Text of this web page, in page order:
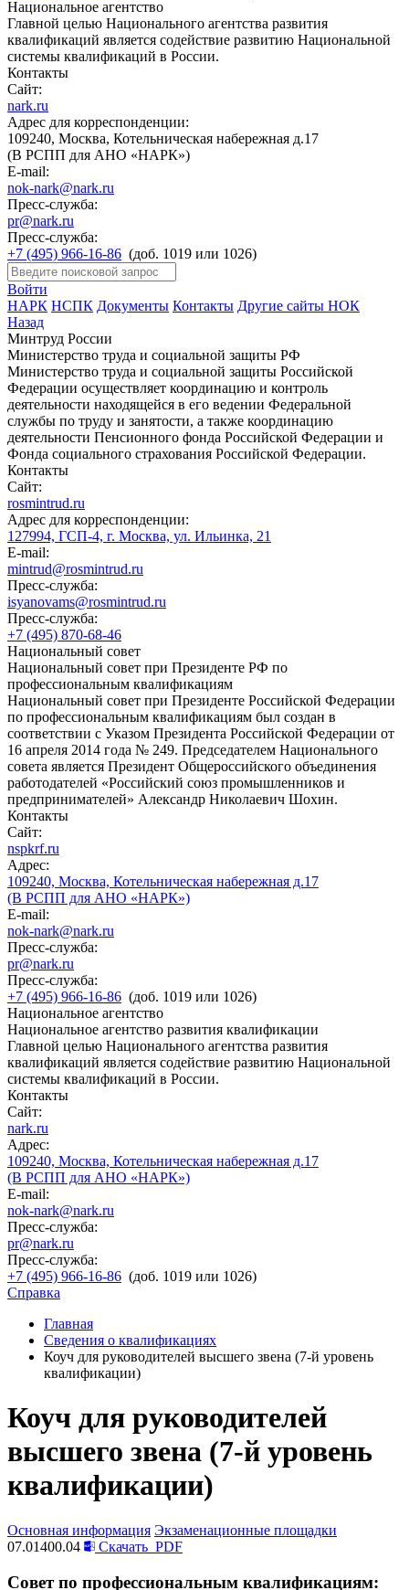
Национальное агентство
Главной целью Национального агентства развития
квалификаций является содействие развитию Национальной
системы квалификаций в России.
Контакты
Сайт:
nark.ru
Адрес для корреспонденции:
109240, Москва, Котельническая набережная д.17
(В РСПП для АНО «НАРК»)
E-mail:
nok-nark@nark.ru
Пресс-служба:
pr@nark.ru
Пресс-служба:
+7 (495) 966-16-86 (доб. 1019 или 1026)
Войти
НАРК НСПК Документы Контакты Другие сайты НОК
Назад
Минтруд России
Министерство труда и социальной защиты РФ
Министерство труда и социальной защиты Российской
Федерации осуществляет координацию и контроль
деятельности находящейся в его ведении Федеральной
службы по труду и занятости, а также координацию
деятельности Пенсионного фонда Российской Федерации и
Фонда социального страхования Российской Федерации.
Контакты
Сайт:
rosmintrud.ru
Адрес для корреспонденции:
127994, ГСП-4, г. Москва, ул. Ильинка, 21
E-mail:
mintrud@rosmintrud.ru
Пресс-служба:
isyanovams@rosmintrud.ru
Пресс-служба:
+7 (495) 870-68-46
Национальный совет
Национальный совет при Президенте РФ по
профессиональным квалификациям
Национальный совет при Президенте Российской Федерации
по профессиональным квалификациям был создан в
соответствии с Указом Президента Российской Федерации от
16 апреля 2014 года № 249. Председателем Национального
совета является Президент Общероссийского объединения
работодателей «Российский союз промышленников и
предпринимателей» Александр Николаевич Шохин.
Контакты
Сайт:
nspkrf.ru
Адрес:
109240, Москва, Котельническая набережная д.17
(В РСПП для АНО «НАРК»)
E-mail:
nok-nark@nark.ru
Пресс-служба:
pr@nark.ru
Пресс-служба:
+7 (495) 966-16-86 (доб. 1019 или 1026)
Национальное агентство
Национальное агентство развития квалификации
Главной целью Национального агентства развития
квалификаций является содействие развитию Национальной
системы квалификаций в России.
Контакты
Сайт:
nark.ru
Адрес:
109240, Москва, Котельническая набережная д.17
(В РСПП для АНО «НАРК»)
E-mail:
nok-nark@nark.ru
Пресс-служба:
pr@nark.ru
Пресс-служба:
+7 (495) 966-16-86 (доб. 1019 или 1026)
Справка
Главная
Сведения о квалификациях
Коуч для руководителей высшего звена (7-й уровень
квалификации)
Коуч для руководителей
высшего звена (7-й уровень
квалификации)
Основная информация Экзаменационные площадки
07.01400.04
Скачать PDF
Совет по профессиональным квалификациям: